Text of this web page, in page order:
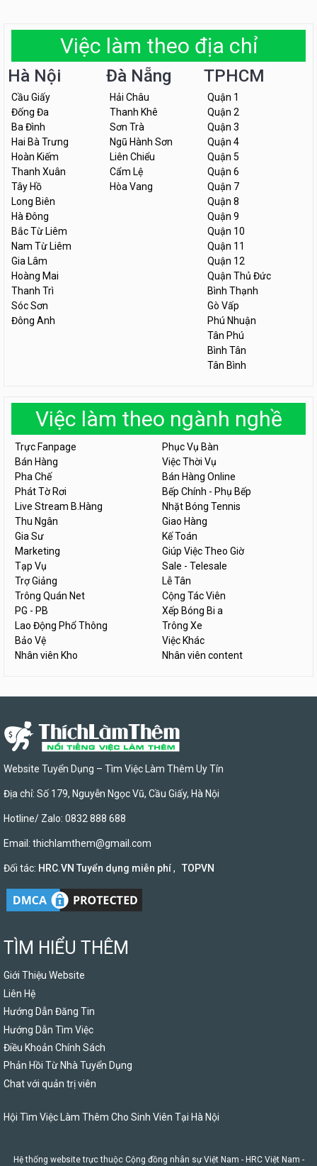
Việc làm theo địa chỉ
Hà Nội
Cầu Giấy
Đống Đa
Ba Đình
Hai Bà Trưng
Hoàn Kiếm
Thanh Xuân
Tây Hồ
Long Biên
Hà Đông
Bắc Từ Liêm
Nam Từ Liêm
Gia Lâm
Hoàng Mai
Thanh Trì
Sóc Sơn
Đông Anh
Đà Nẵng
Hải Châu
Thanh Khê
Sơn Trà
Ngũ Hành Sơn
Liên Chiểu
Cẩm Lệ
Hòa Vang
TPHCM
Quận 1
Quận 2
Quận 3
Quận 4
Quận 5
Quận 6
Quận 7
Quận 8
Quận 9
Quận 10
Quận 11
Quận 12
Quận Thủ Đức
Bình Thạnh
Gò Vấp
Phú Nhuận
Tân Phú
Bình Tân
Tân Bình
Việc làm theo ngành nghề
Trực Fanpage
Phục Vụ Bàn
Bán Hàng
Việc Thời Vụ
Pha Chế
Bán Hàng Online
Phát Tờ Rơi
Bếp Chính - Phụ Bếp
Live Stream B.Hàng
Nhặt Bóng Tennis
Thu Ngân
Giao Hàng
Gia Sư
Kế Toán
Marketing
Giúp Việc Theo Giờ
Tạp Vụ
Sale - Telesale
Trợ Giảng
Lễ Tân
Trông Quán Net
Cộng Tác Viên
PG - PB
Xếp Bóng Bi a
Lao Động Phổ Thông
Trông Xe
Bảo Vệ
Việc Khác
Nhân viên Kho
Nhân viên content
Website Tuyển Dụng – Tìm Việc Làm Thêm Uy Tín
Địa chỉ: Số 179, Nguyễn Ngọc Vũ, Cầu Giấy, Hà Nội
Hotline/ Zalo: 0832 888 688
Email: thichlamthem@gmail.com
Đối tác: HRC.VN Tuyển dụng miễn phí, TOPVN
TÌM HIỂU THÊM
Giới Thiệu Website
Liên Hệ
Hướng Dẫn Đăng Tin
Hướng Dẫn Tìm Việc
Điều Khoản Chính Sách
Phản Hồi Từ Nhà Tuyển Dụng
Chat với quản trị viên
Hội Tìm Việc Làm Thêm Cho Sinh Viên Tại Hà Nội
Hệ thống website trực thuộc Cộng đồng nhân sự Việt Nam - HRC Việt Nam -